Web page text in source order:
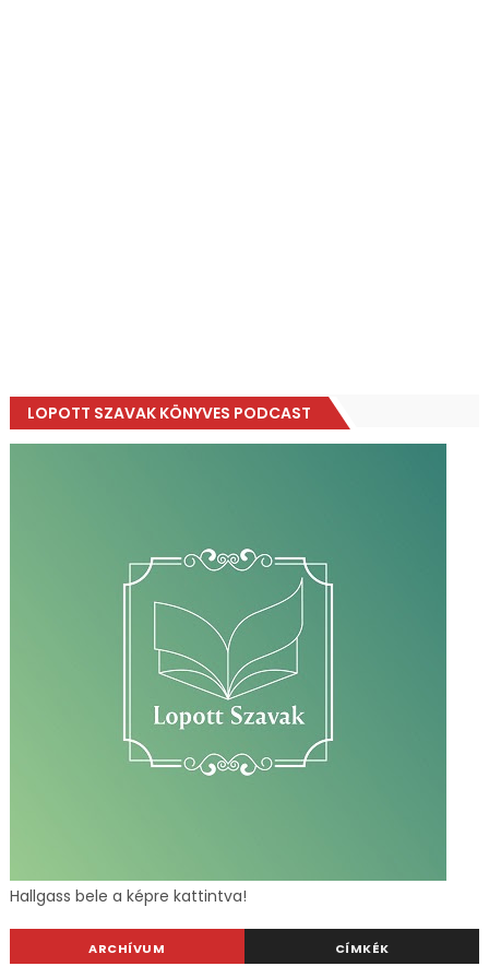
LOPOTT SZAVAK KÖNYVES PODCAST
Hallgass bele a képre kattintva!
ARCHÍVUM CÍMKÉK